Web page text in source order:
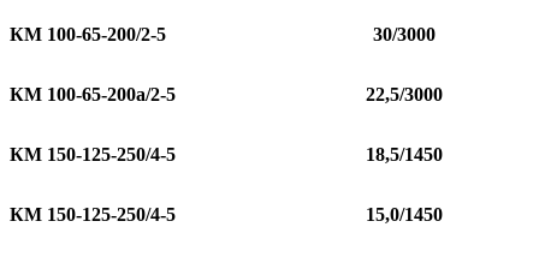
КМ 100-65-200/2-5 30/3000
КМ 100-65-200а/2-5 22,5/3000
КМ 150-125-250/4-5 18,5/1450
КМ 150-125-250/4-5 15,0/1450